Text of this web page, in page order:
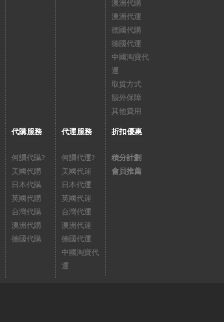
澳洲代購
澳洲代運
德國代購
德國代運
中國淘寶代
運
取貨方式
額外保障
其他費用
代購服務
何謂代購?
美國代購
日本代購
英國代購
台灣代購
澳洲代購
德國代購
代運服務
何謂代運?
美國代運
日本代運
英國代運
台灣代運
澳洲代運
德國代運
中國淘寶代
運
折扣優惠
積分計劃
會員推薦